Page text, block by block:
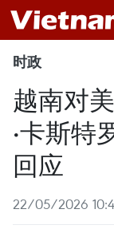
时政
越南对
·卡斯特
回应
22/05/2026